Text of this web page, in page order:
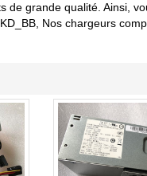
grande qualité. Ainsi,
Nos chargeurs